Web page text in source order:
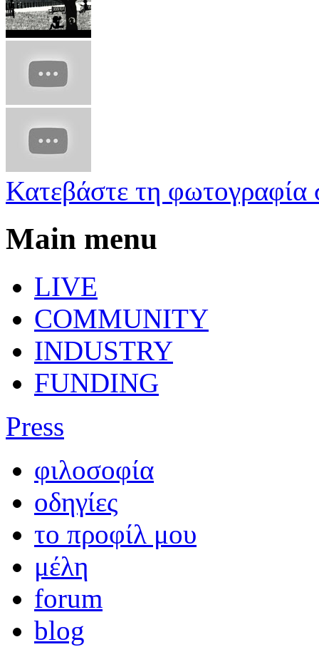
Κατεβάστε τη φωτογραφία
Main menu
LIVE
COMMUNITY
INDUSTRY
FUNDING
Press
φιλοσοφία
οδηγίες
το προφίλ μου
μέλη
forum
blog